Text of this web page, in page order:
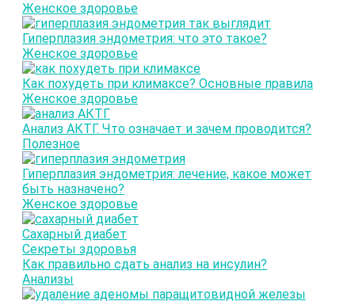
Женское здоровье
Гиперплазия эндометрия: что это такое?
Женское здоровье
Как похудеть при климаксе? Основные правила
Женское здоровье
Анализ АКТГ. Что означает и зачем проводится?
Полезное
Гиперплазия эндометрия: лечение, какое может
быть назначено?
Женское здоровье
Сахарный диабет
Секреты здоровья
Как правильно сдать анализ на инсулин?
Анализы